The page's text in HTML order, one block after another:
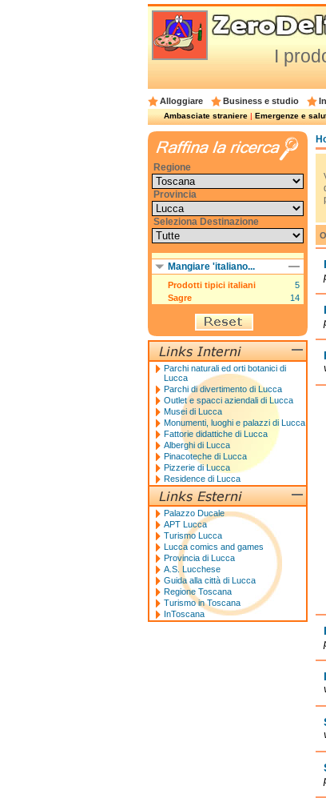
I
Alloggiare Business e studio
Ambasciate straniere|Emergenze e
Regione
Provincia
Seleziona Destinazione
Mangiare 'italiano...
Prodotti tipici italiani
5
Sagre
14
Parchi naturali ed orti botanici di
Lucca
Parchi di divertimento di Lucca
Outlet e spacci aziendali di Lucca
Musei di Lucca
Monumenti, luoghi e palazzi di Lucca
Fattorie didattiche di Lucca
Alberghi di Lucca
Pinacoteche di Lucca
Pizzerie di Lucca
Residence di Lucca
Palazzo Ducale
APT Lucca
Turismo Lucca
Lucca comics and games
Provincia di Lucca
A.S. Lucchese
Guida alla città di Lucca
Regione Toscana
Turismo in Toscana
InToscana